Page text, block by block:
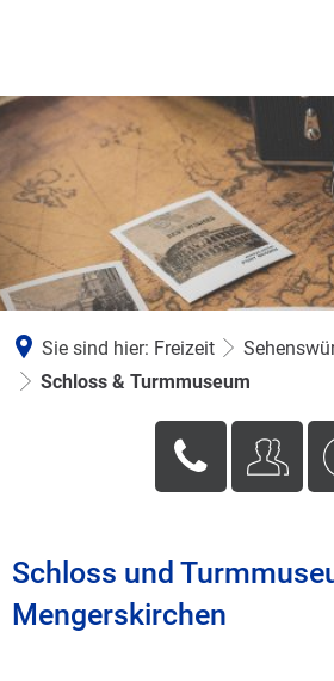
Sie sind hier: Freizeit
Schloss & Turmmuseum
Schloss und
Mengerskirchen